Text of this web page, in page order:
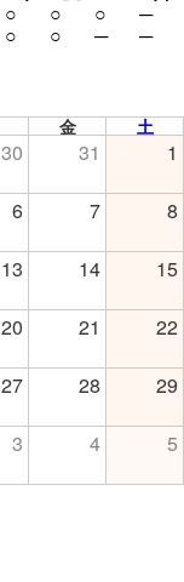
○ ○ ○
─
○ ○ ─
─
金 土
30 31 1
6 7 8
13 14 15
20 21 22
27 28 29
3 4 5